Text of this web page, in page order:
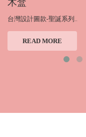
木盒
台灣設計圖款-聖誕系列..
READ MORE